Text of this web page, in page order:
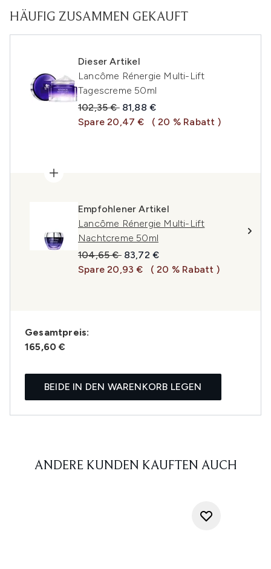
HÄUFIG ZUSAMMEN GEKAUFT
Dieser Artikel
Lancôme Rénergie Multi-Lift
Tagescreme 50ml
Unverbindliche Preisempfehlung:
102,35 € Aktueller Preis:
81,88 €
Spare 20,47 €
( 20 % Rabatt )
Empfohlener Artikel
Lancôme Rénergie Multi-Lift
Nachtcreme 50ml
Unverbindliche Preisempfehlung:
104,65 € Aktueller Preis:
83,72 €
Spare 20,93 €
( 20 % Rabatt )
Gesamtpreis:
165,60 €
BEIDE IN DEN WARENKORB LEGEN
ANDERE KUNDEN KAUFTEN AUCH